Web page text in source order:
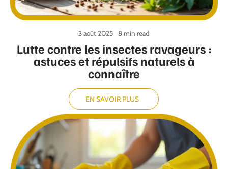
Lutte contre les insectes ravageurs :
astuces et répulsifs naturels à
connaître
3 août 2025 8 min read
EN SAVOIR PLUS